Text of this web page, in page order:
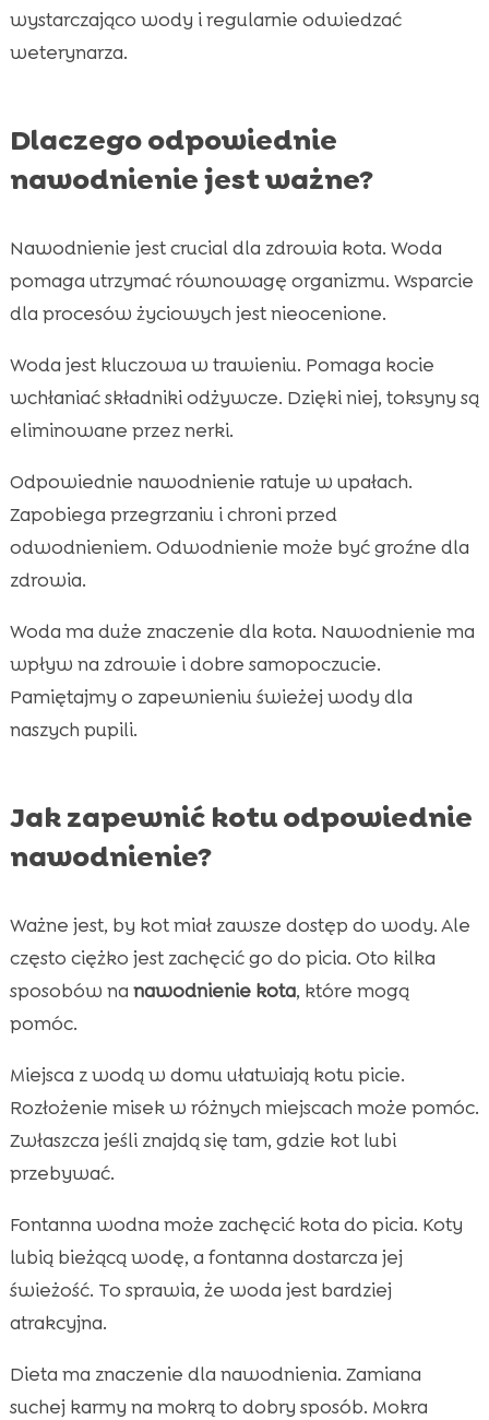
wystarczająco wody i regularnie odwiedzać
weterynarza.
Dlaczego odpowiednie
nawodnienie jest ważne?
Nawodnienie jest crucial dla zdrowia kota. Woda
pomaga utrzymać równowagę organizmu. Wsparcie
dla procesów życiowych jest nieocenione.
Woda jest kluczowa w trawieniu. Pomaga kocie
wchłaniać składniki odżywcze. Dzięki niej, toksyny są
eliminowane przez nerki.
Odpowiednie nawodnienie ratuje w upałach.
Zapobiega przegrzaniu i chroni przed
odwodnieniem. Odwodnienie może być groźne dla
zdrowia.
Woda ma duże znaczenie dla kota. Nawodnienie ma
wpływ na zdrowie i dobre samopoczucie.
Pamiętajmy o zapewnieniu świeżej wody dla
naszych pupili.
Jak zapewnić kotu odpowiednie
nawodnienie?
Ważne jest, by kot miał zawsze dostęp do wody. Ale
często ciężko jest zachęcić go do picia. Oto kilka
sposobów na nawodnienie kota, które mogą
pomóc.
Miejsca z wodą w domu ułatwiają kotu picie.
Rozłożenie misek w różnych miejscach może pomóc.
Zwłaszcza jeśli znajdą się tam, gdzie kot lubi
przebywać.
Fontanna wodna może zachęcić kota do picia. Koty
lubią bieżącą wodę, a fontanna dostarcza jej
świeżość. To sprawia, że woda jest bardziej
atrakcyjna.
Dieta ma znaczenie dla nawodnienia. Zamiana
suchej karmy na mokrą to dobry sposób. Mokra